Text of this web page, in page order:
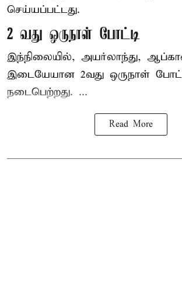
செய்யப்பட்டது.
2 வது ஒருநாள் போட்டி
இந்நிலையில், அயர்லாந்து,
இடையேயான 2வது ஒருநாள்
நடைபெற்றது. ...
Read More